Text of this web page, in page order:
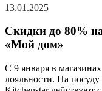
13.01.2025
Скидки до 80%
«Мой дом»
С 9 января в
лояльности. На